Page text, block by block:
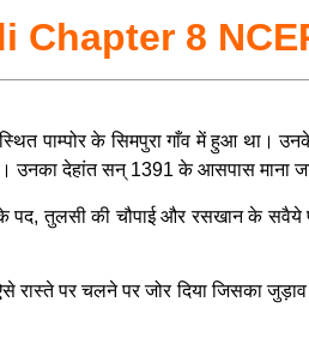
Chapter 8
पाम्पोर के सिमपुरा गाँव में हुआ था।
उनका देहांत सन् 1391 के आसपास माना
पद, तुलसी की चौपाई और रसखान के सवैये
पर चलने पर जोर दिया जिसका जुड़ाव